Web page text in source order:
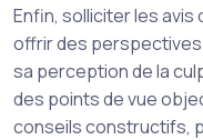
Enfin, solliciter les
offrir des
sa perception de la
des points de vue
conseils constructifs,